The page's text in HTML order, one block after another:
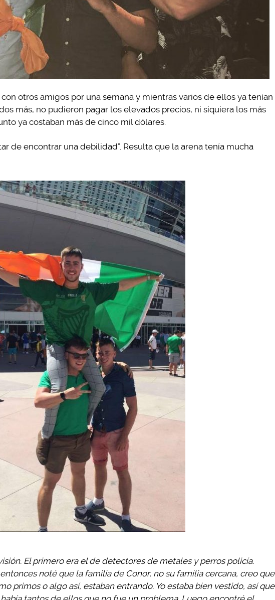
con otros amigos por una semana y mientras varios de ellos ya tenían
más, no pudieron pagar los elevados precios, ni siquiera los más
ya costaban más de cinco mil dólares.
de encontrar una debilidad”. Resulta que la arena tenía mucha
El primero era el de detectores de metales y perros policía.
noté que la familia de Conor, no su familia cercana, creo que
primos o algo así, estaban entrando. Yo estaba bien vestido, así que